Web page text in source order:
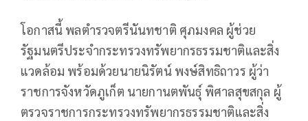
โอกาสนี้ พลตำรวจตรีนันทชาติ ศุภมงคล ผู้ช่วย
รัฐมนตรีประจำกระทรวงทรัพยากรธรรมชาติและสิ่ง
แวดล้อม พร้อมด้วยนายนิรัตน์ พงษ์สิทธิถาวร ผู้ว่า
ราชการจังหวัดภูเก็ต นายกานตพันธุ์ พิศาลสุขสกุล ผู้
ตรวจราชการกระทรวงทรัพยากรธรรมชาติและสิ่ง